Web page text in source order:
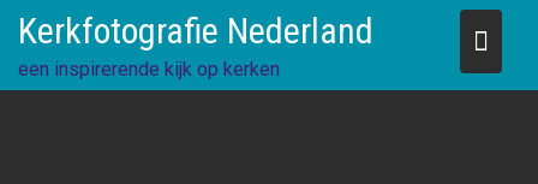
content
Kerkfotografie Nederland
een inspirerende kijk op kerken